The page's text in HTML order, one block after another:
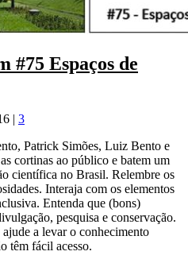
#75 Espaços de
| 3
Patrick Simões, Luiz Bento e
cortinas ao público e batem um
científica no Brasil. Relembre os
Interaja com os elementos
Entenda que (bons)
pesquisa e conservação.
a levar o conhecimento
têm fácil acesso.